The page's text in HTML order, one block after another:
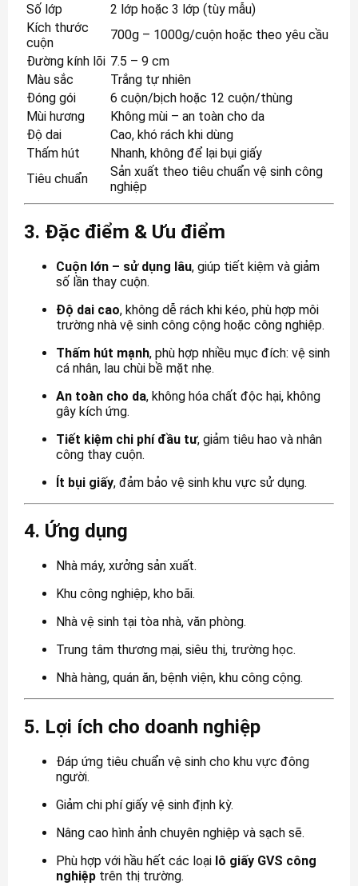
Số lớp
2 lớp hoặc 3 lớp (tùy mẫu)
Kích thước
cuộn
700g – 1000g/cuộn hoặc theo yêu cầu
Đường kính lõi 7.5 – 9 cm
Màu sắc
Trắng tự nhiên
Đóng gói
6 cuộn/bịch hoặc 12 cuộn/thùng
Mùi hương
Không mùi – an toàn cho da
Độ dai
Cao, khó rách khi dùng
Thấm hút
Nhanh, không để lại bụi giấy
Tiêu chuẩn
Sản xuất theo tiêu chuẩn vệ sinh công
nghiệp
3. Đặc điểm & Ưu điểm
Cuộn lớn – sử dụng lâu, giúp tiết kiệm và giảm
số lần thay cuộn.
Độ dai cao, không dễ rách khi kéo, phù hợp môi
trường nhà vệ sinh công cộng hoặc công nghiệp.
Thấm hút mạnh, phù hợp nhiều mục đích: vệ sinh
cá nhân, lau chùi bề mặt nhẹ.
An toàn cho da, không hóa chất độc hại, không
gây kích ứng.
Tiết kiệm chi phí đầu tư, giảm tiêu hao và nhân
công thay cuộn.
Ít bụi giấy, đảm bảo vệ sinh khu vực sử dụng.
4. Ứng dụng
Nhà máy, xưởng sản xuất.
Khu công nghiệp, kho bãi.
Nhà vệ sinh tại tòa nhà, văn phòng.
Trung tâm thương mại, siêu thị, trường học.
Nhà hàng, quán ăn, bệnh viện, khu công cộng.
5. Lợi ích cho doanh nghiệp
Đáp ứng tiêu chuẩn vệ sinh cho khu vực đông
người.
Giảm chi phí giấy vệ sinh định kỳ.
Nâng cao hình ảnh chuyên nghiệp và sạch sẽ.
Phù hợp với hầu hết các loại lô giấy GVS công
nghiệp trên thị trường.